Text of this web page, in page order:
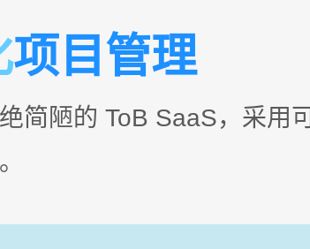
外包招标看板
项目管理
简陋的 ToB SaaS，采用